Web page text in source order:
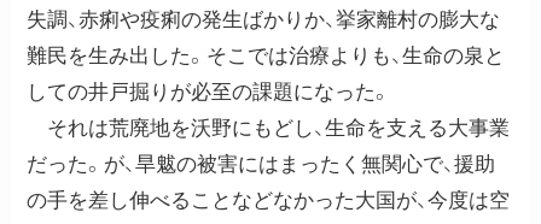
失調、赤痢や疫痢の発生ばかりか、挙家離村の膨大な
難民を生み出した。そこでは治療よりも、生命の泉と
しての井戸掘りが必至の課題になった。
それは荒廃地を沃野にもどし、生命を支える大事業
だった。が、旱魃の被害にはまったく無関心で、援助
の手を差し伸べることなどなかった大国が、今度は空